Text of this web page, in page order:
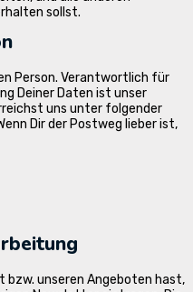
sollst.
Person. Verantwortlich für
Deiner Daten ist unser
uns unter folgender
Dir der Postweg lieber ist,
bzw. unseren Angeboten hast,